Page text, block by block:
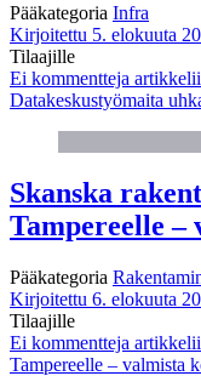
Pääkategoria Infra
Kirjoitettu 5. elokuuta
Tilaajille
Ei kommentteja
Datakeskustyömaita
Skanska
Tampereelle –
Pääkategoria
Kirjoitettu 6. elokuuta
Tilaajille
Ei kommentteja
Tampereelle – valmista